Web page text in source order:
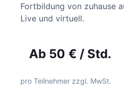
Fortbildung von zuhause
Live und virtuell.
Ab 50 € / Std.
pro Teilnehmer zzgl. MwSt.